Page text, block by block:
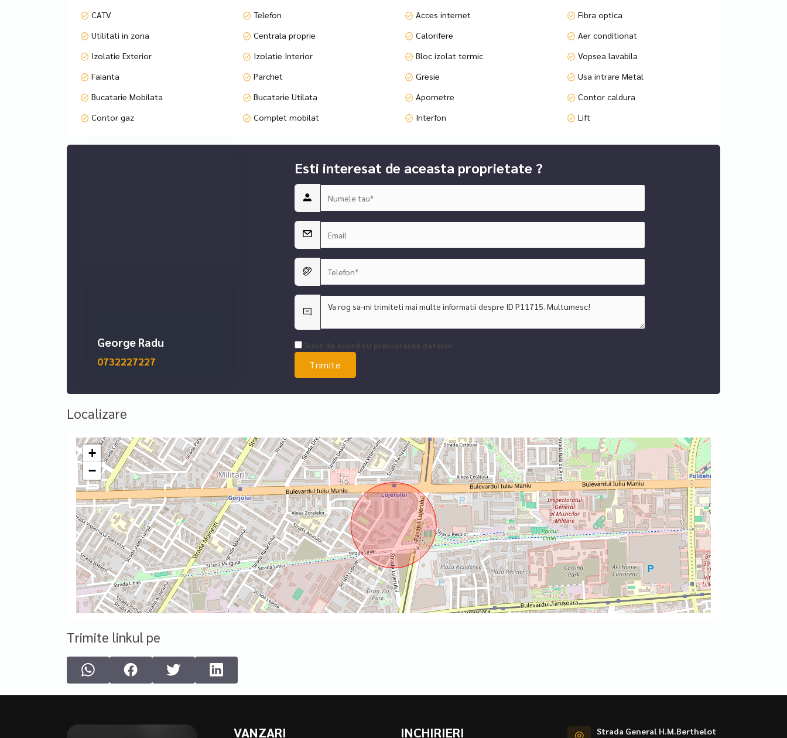
CATV
Telefon Acces internet
Fibra optica
Utilitati in zona
Centrala proprie Calorifere
Aer conditionat
Izolatie Exterior
Izolatie Interior Bloc izolat termic
Vopsea lavabila
Faianta
Parchet Gresie
Usa intrare Metal
Bucatarie Mobilata
Bucatarie Utilata Apometre
Contor caldura
Contor gaz
Complet mobilat Interfon Lift
George Radu
0732227227
Esti interesat de aceasta proprietate ?
Localizare
+
−
Trimite linkul pe
VANZARI INCHIRIERI Strada General H.M.Berthelot